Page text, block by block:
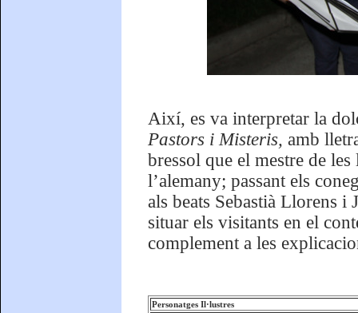
Així, es va interpretar la
Pastors i Misteris, amb
bressol que el mestre de
l’alemany; passant els
als beats Sebastià Llorens i
situar els visitants en el
complement a les
Personatges Il·lustres